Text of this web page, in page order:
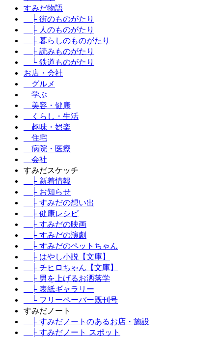
すみだ物語
├ 街のものがたり
├ 人のものがたり
├ 暮らしのものがたり
├ 読みものがたり
└ 鉄道ものがたり
お店・会社
グルメ
学ぶ
美容・健康
くらし・生活
趣味・娯楽
住宅
病院・医療
会社
すみだスケッチ
├ 新着情報
├ お知らせ
├ すみだの想い出
├ 健康レシピ
├ すみだの映画
├ すみだの演劇
├ すみだのペットちゃん
├ はやし小説【文庫】
├ チヒロちゃん【文庫】
├ 男を上げるお洒落学
├ 表紙ギャラリー
└ フリーペーパー既刊号
すみだノート
├ すみだノートのあるお店・施設
├ すみだノート スポット